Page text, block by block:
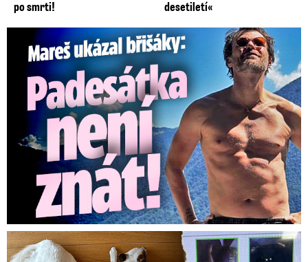
po smrti! desetiletí«
Mareš v dokonalé formě ukázal břišáky: Padesátka není znát
Za hlídání psů zaplatili 20 tisíc, doma našli cizí ženy!